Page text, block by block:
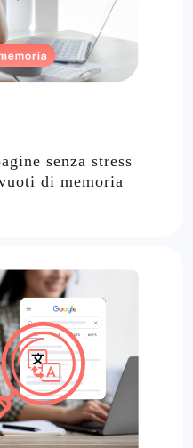
senza stress
di memoria